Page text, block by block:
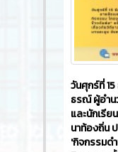
ข่าวสาร
News